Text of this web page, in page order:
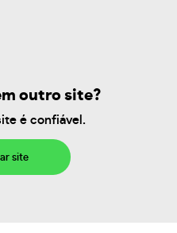
outro site?
é confiável.
site